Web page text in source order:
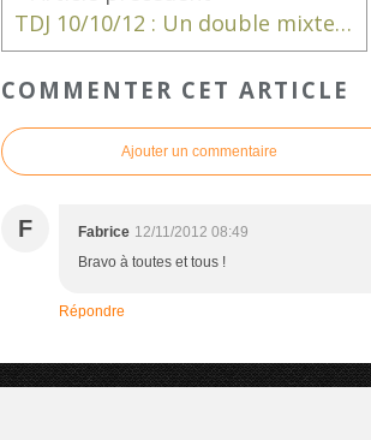
TDJ 10/10/12 : Un double mixte victorieux !
COMMENTER CET ARTICLE
Ajouter un commentaire
F Fabrice 12/11/2012 08:49
Bravo à toutes et tous !
Répondre